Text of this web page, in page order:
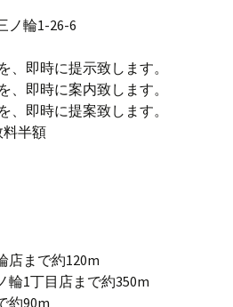
輪1-26-6
、即時に提示致します。
、即時に案内致します。
、即時に提案致します。
半額
店まで約120m
輪1丁目店まで約350m
約90m